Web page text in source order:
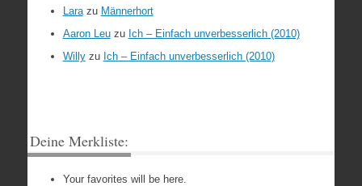
Larazu Männerhort
Aaron Leuzu Ich – Einfach unverbesserlich (2010)
Willyzu Ich – Einfach unverbesserlich (2010)
Deine Merkliste:
Your favorites will be here.